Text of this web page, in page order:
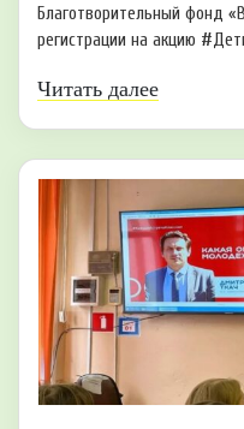
Благотворительный фонд
регистрации на акцию
Читать далее